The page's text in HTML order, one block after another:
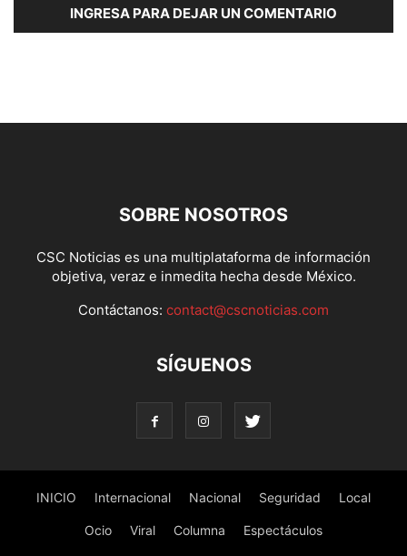
INGRESA PARA DEJAR UN COMENTARIO
SOBRE NOSOTROS
CSC Noticias es una multiplataforma de información
objetiva, veraz e inmedita hecha desde México.
Contáctanos: contact@cscnoticias.com
SÍGUENOS
INICIO Internacional Nacional Seguridad Local
Ocio Viral Columna Espectáculos